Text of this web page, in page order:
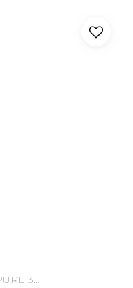
LENS PLUS OCUPURE 360 ml